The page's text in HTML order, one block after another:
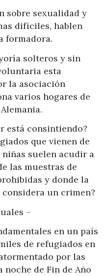
sobre sexualidad y
difíciles, hablen
formadora.
solteros y sin
esta
la asociación
varios hogares de
está consintiendo?
que vienen de
suelen acudir a
las muestras de
y donde la
un crimen?
–
en un país
de refugiados en
por las
noche de Fin de Año